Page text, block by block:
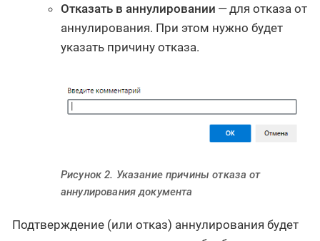
Отказать в аннулировании — для отказа от
аннулирования. При этом нужно будет
указать причину отказа.
Рисунок 2. Указание причины отказа от
аннулирования документа
Подтверждение (или отказ) аннулирования будет